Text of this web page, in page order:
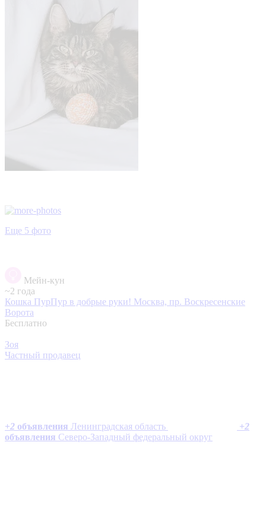
Еще 5 фото
Мейн-кун
~2 года
Кошка ПурПур в добрые руки! Москва, пр. Воскресенские
Ворота
Бесплатно
Зоя
Частный продавец
+2 объявления Ленинградская область +2
объявления Северо-Западный федеральный округ